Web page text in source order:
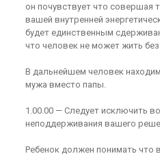
он почувствует что совершая
вашей внутренней
будет единственным
что человек не может жить
В дальнейшем человек
мужа вместо папы.
1.00.00 — Следует исключить
неподдерживания вашего
Ребенок должен понимать что